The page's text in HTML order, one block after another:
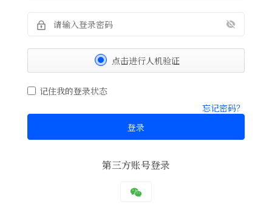
点击进行人机验证
记住我的登录状态
忘记密码？
登录
第三方账号登录